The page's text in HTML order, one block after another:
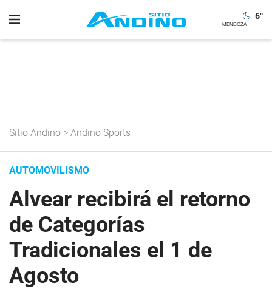
6°
Sitio Andino > Andino Sports
AUTOMOVILISMO
Alvear recibirá el retorno
de Categorías
Tradicionales el 1 de
Agosto